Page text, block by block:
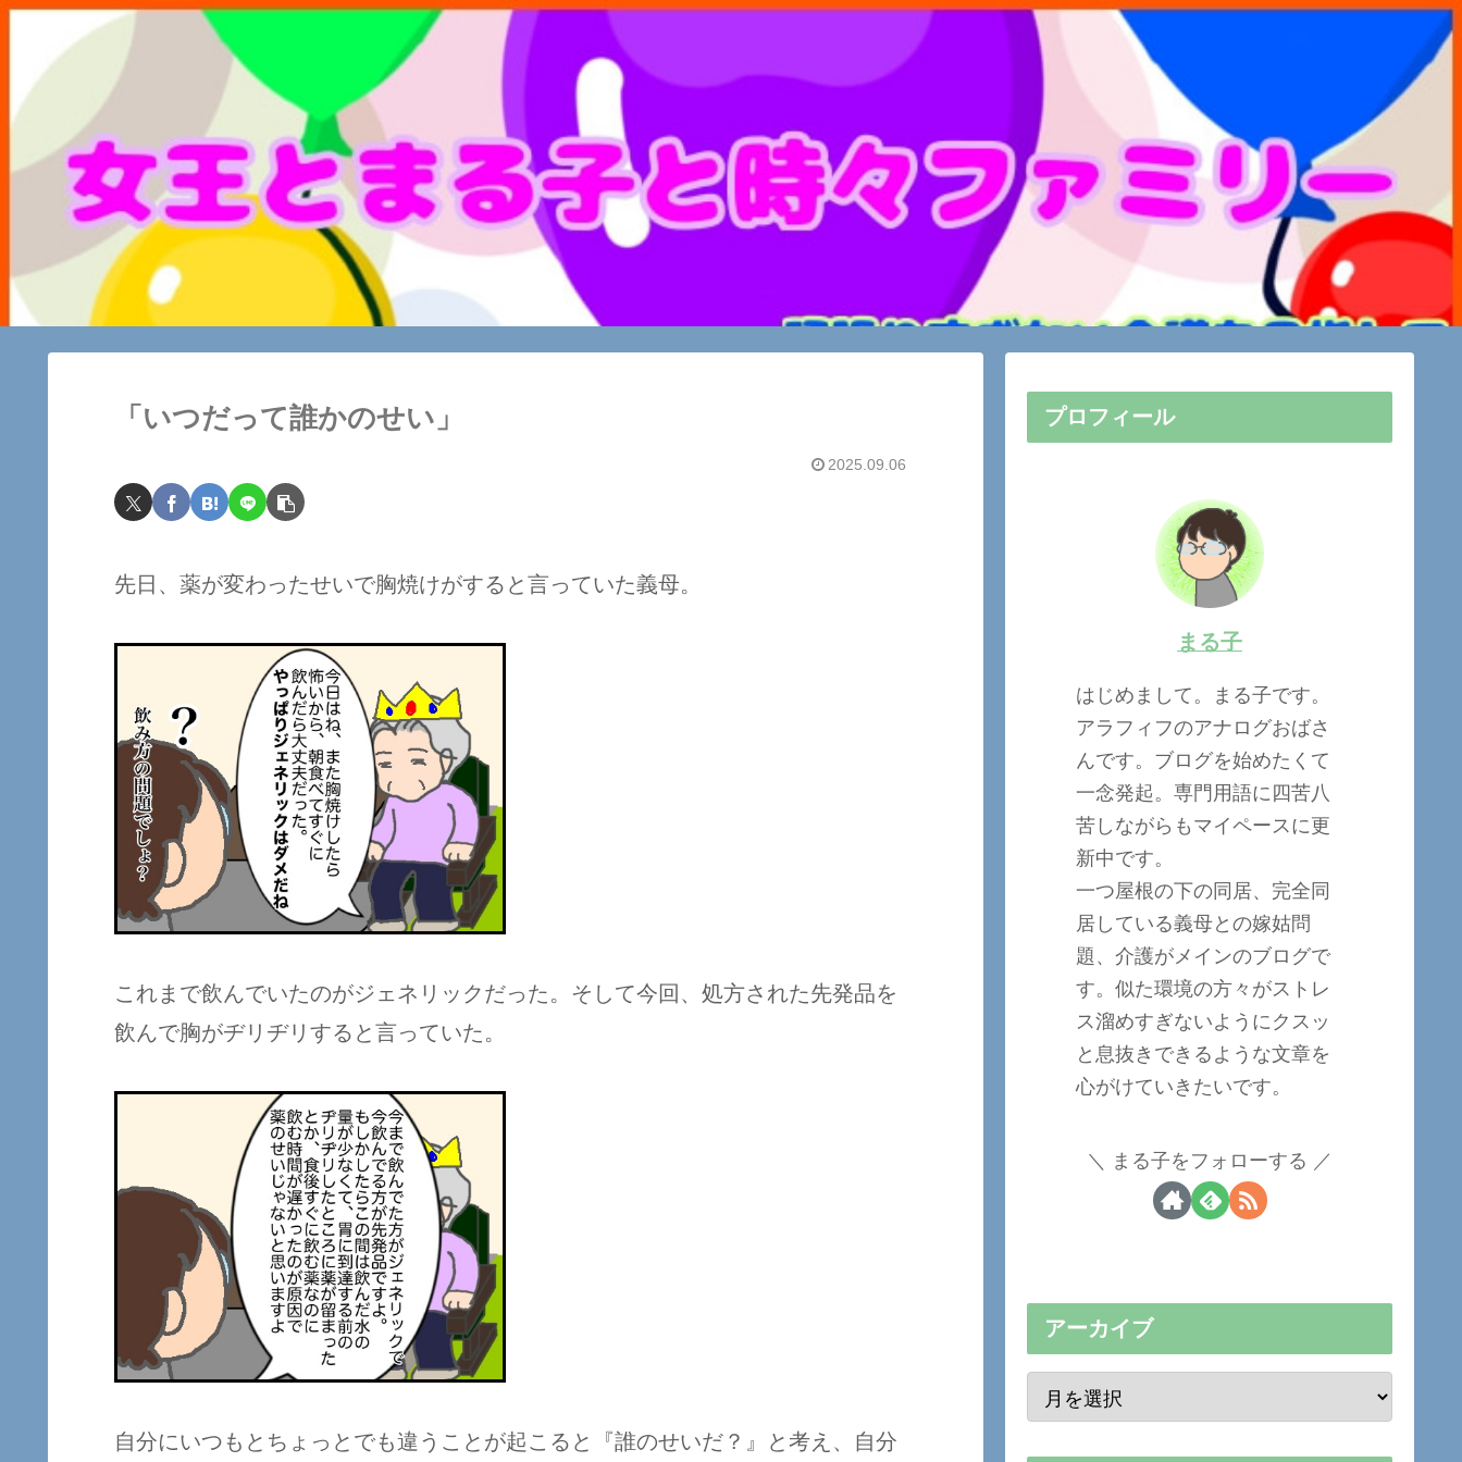
「いつだって誰かのせい」
2025.09.06
先日、薬が変わったせいで胸焼けがすると言っていた義母。
これまで飲んでいたのがジェネリックだった。そして今回、処方された先発品を
飲んで胸がヂリヂリすると言っていた。
自分にいつもとちょっとでも違うことが起こると『誰のせいだ？』と考え、自分
プロフィール
まる子
はじめまして。まる子です。
アラフィフのアナログおばさ
んです。ブログを始めたくて
一念発起。専門用語に四苦八
苦しながらもマイペースに更
新中です。
一つ屋根の下の同居、完全同
居している義母との嫁姑問
題、介護がメインのブログで
す。似た環境の方々がストレ
ス溜めすぎないようにクスッ
と息抜きできるような文章を
心がけていきたいです。
まる子をフォローする
アーカイブ